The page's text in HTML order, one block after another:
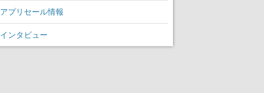
アプリセール情報
インタビュー